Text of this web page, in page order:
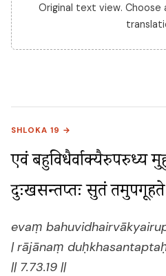
Original text view.
SHLOKA 19 →
एवं बहुविधैर्वाक्यैरुपरुध्य
दुःखसन्तप्तः सुतं
evaṃ
| rājānaṃ
|| 7.73.19 ||